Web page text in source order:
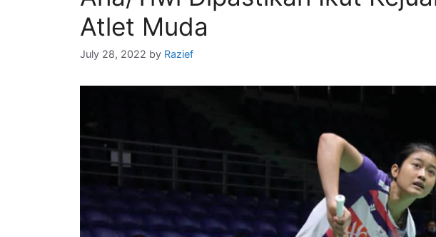
Atlet Muda
July 28, 2022 by Razief